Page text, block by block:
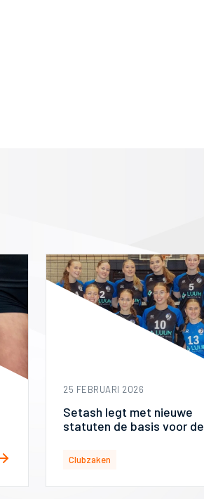
25 FEBRUARI 2026
Setash legt met nieuwe
statuten de basis voor de
Clubzaken